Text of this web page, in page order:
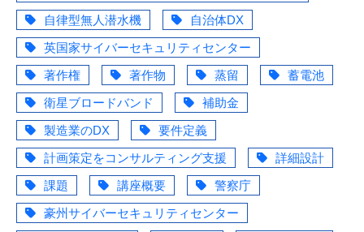
自律型無人潜水機
自治体DX
英国家サイバーセキュリティセンター
著作権
著作物 蒸留
蓄電池
衛星ブロードバンド
補助金
製造業のDX
要件定義
計画策定をコンサルティング支援
詳細設計
課題
講座概要
警察庁
豪州サイバーセキュリティセンター